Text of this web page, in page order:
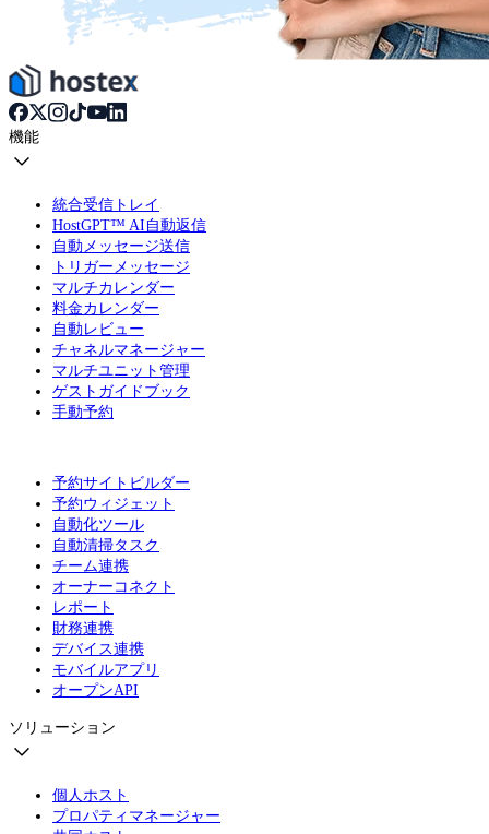
機能
統合受信トレイ
HostGPT™ AI自動返信
自動メッセージ送信
トリガーメッセージ
マルチカレンダー
料金カレンダー
自動レビュー
チャネルマネージャー
マルチユニット管理
ゲストガイドブック
手動予約
予約サイトビルダー
予約ウィジェット
自動化ツール
自動清掃タスク
チーム連携
オーナーコネクト
レポート
財務連携
デバイス連携
モバイルアプリ
オープンAPI
ソリューション
個人ホスト
プロパティマネージャー